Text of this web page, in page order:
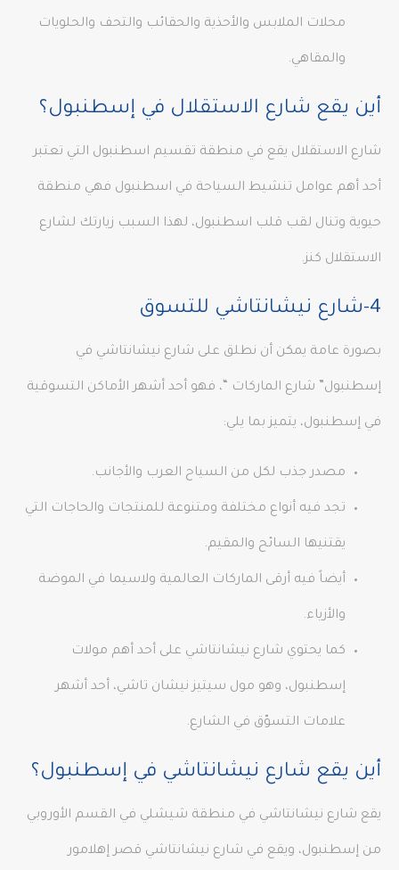
محلات الملابس والأحذية والحقائب والتحف والحلويات
والمقاهي.
أين يقع شارع الاستقلال في إسطنبول؟
شارع الاستقلال يقع في منطقة تقسيم اسطنبول التي تعتبر
أحد أهم عوامل تنشيط السياحة في اسطنبول فهي منطقة
حيوية وتنال لقب قلب اسطنبول، لهذا السبب زيارتك لشارع
الاستقلال كنز.
4-شارع نيشانتاشي للتسوق
بصورة عامة يمكن أن نطلق على شارع نيشانتاشي في
إسطنبول” شارع الماركات “، فهو أحد أشهر الأماكن التسوقية
في إسطنبول، يتميز بما يلي:
مصدر جذب لكل من السياح العرب والأجانب.
تجد فيه أنواع مختلفة ومتنوعة للمنتجات والحاجات التي
يقتنيها السائح والمقيم.
أيضاً فيه أرقى الماركات العالمية ولاسيما في الموضة
والأزياء.
كما يحتوي شارع نيشانتاشي على أحد أهم مولات
إسطنبول، وهو مول سيتيز نيشان تاشي، أحد أشهر
علامات التسوّق في الشارع.
أين يقع شارع نيشانتاشي في إسطنبول؟
يقع شارع نيشانتاشي في منطقة شيشلي في القسم الأوروبي
من إسطنبول، ويقع في شارع نيشانتاشي قصر إهلامور